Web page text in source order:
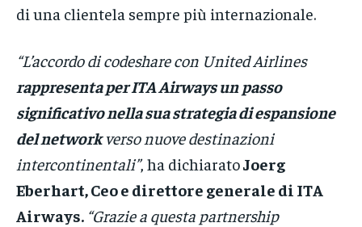
di una clientela sempre più internazionale.
“L’accordo di codeshare con United Airlines
rappresenta per ITA Airways un passo
significativo nella sua strategia di espansione
del networkverso nuove destinazioni
intercontinentali”, ha dichiaratoJoerg
Eberhart, Ceo e direttore generale di ITA
Airways. “Grazie a questa partnership